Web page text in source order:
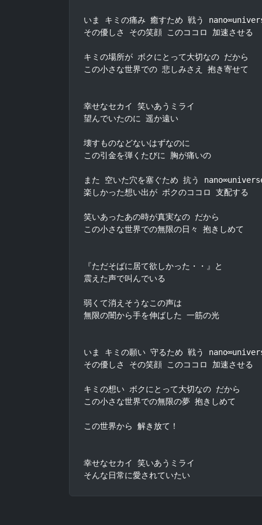
いま キミの痛み 癒すため 戦う
その優しさ その笑顔 このココロ 加速させる
キミの場所が ボクにとって大切なの だから
この小さな世界での 悲しみさえ 抱き寄せて
幸せなセカイ 笑いあうミライ
望んでいたのに 遥か遠い
壊すものなどないはずなのに
この引金を弾くたびに 胸が痛いの
また 空いた穴を塞ぐため 抗う
楽しかった想い出が ボクのココロ 支配する
笑いあったあの時が真実なの だから
この小さな世界での無限の日々 抱きしめて
『ただそばに居て欲しかった・・』と
震えた声で叫んでいる
弱くて消えそうなこの声は
無限の闇から手を伸ばした 一筋の光
いま キミの願い 守るため 戦う
その優しさ その笑顔 このココロ 加速させる
キミの想い ボクにとって大切なの だから
この小さな世界での無限の夢 抱きしめて
この世界から 解き放て！
幸せなセカイ 笑いあうミライ
そんな日常に愛されていたい